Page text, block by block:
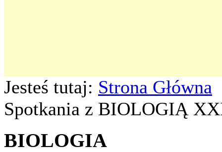
Jesteś tutaj: Strona Główna
Spotkania z BIOLOGIĄ
BIOLOGIA